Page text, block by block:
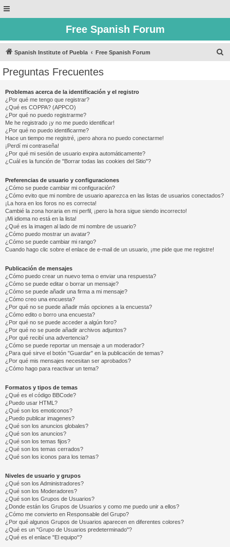
Free Spanish Forum
Spanish Institute of Puebla Free Spanish Forum
Preguntas Frecuentes
Problemas acerca de la identificación y el registro
¿Por qué me tengo que registrar?
¿Qué es COPPA? (APPCO)
¿Por qué no puedo registrarme?
Me he registrado ¡y no me puedo identificar!
¿Por qué no puedo identificarme?
Hace un tiempo me registré, ¡pero ahora no puedo conectarme!
¡Perdí mi contraseña!
¿Por qué mi sesión de usuario expira automáticamente?
¿Cuál es la función de "Borrar todas las cookies del Sitio"?
Preferencias de usuario y configuraciones
¿Cómo se puede cambiar mi configuración?
¿Cómo evito que mi nombre de usuario aparezca en las listas de usuarios conectados?
¡La hora en los foros no es correcta!
Cambié la zona horaria en mi perfil, ¡pero la hora sigue siendo incorrecto!
¡Mi idioma no está en la lista!
¿Qué es la imagen al lado de mi nombre de usuario?
¿Cómo puedo mostrar un avatar?
¿Cómo se puede cambiar mi rango?
Cuando hago clic sobre el enlace de e-mail de un usuario, ¡me pide que me registre!
Publicación de mensajes
¿Cómo puedo crear un nuevo tema o enviar una respuesta?
¿Cómo se puede editar o borrar un mensaje?
¿Cómo se puede añadir una firma a mi mensaje?
¿Cómo creo una encuesta?
¿Por qué no se puede añadir más opciones a la encuesta?
¿Cómo edito o borro una encuesta?
¿Por qué no se puede acceder a algún foro?
¿Por qué no se puede añadir archivos adjuntos?
¿Por qué recibí una advertencia?
¿Cómo se puede reportar un mensaje a un moderador?
¿Para qué sirve el botón "Guardar" en la publicación de temas?
¿Por qué mis mensajes necesitan ser aprobados?
¿Cómo hago para reactivar un tema?
Formatos y tipos de temas
¿Qué es el código BBCode?
¿Puedo usar HTML?
¿Qué son los emoticonos?
¿Puedo publicar imagenes?
¿Qué son los anuncios globales?
¿Qué son los anuncios?
¿Qué son los temas fijos?
¿Qué son los temas cerrados?
¿Qué son los iconos para los temas?
Niveles de usuario y grupos
¿Qué son los Administradores?
¿Qué son los Moderadores?
¿Qué son los Grupos de Usuarios?
¿Donde están los Grupos de Usuarios y como me puedo unir a ellos?
¿Cómo me convierto en Responsable del Grupo?
¿Por qué algunos Grupos de Usuarios aparecen en diferentes colores?
¿Qué es un "Grupo de Usuarios predeterminado"?
¿Qué es el enlace "El equipo"?